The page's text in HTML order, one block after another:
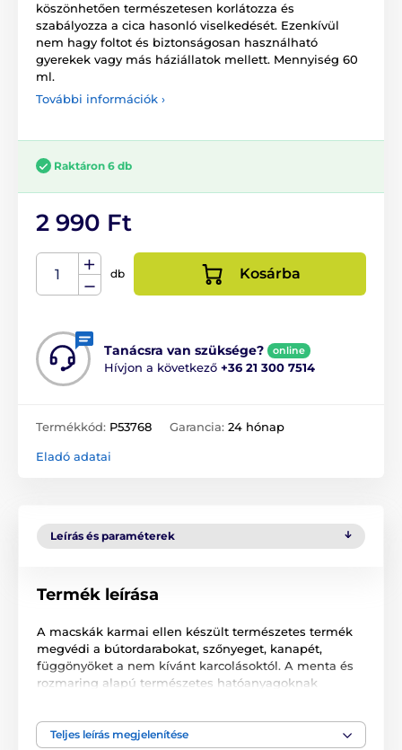
köszönhetően természetesen korlátozza és
szabályozza a cica hasonló viselkedését. Ezenkívül
nem hagy foltot és biztonságosan használható
gyerekek vagy más háziállatok mellett. Mennyiség 60
ml.
További információk ›
Raktáron 6 db
2 990 Ft
db Kosárba
Tanácsra van szüksége? online
Hívjon a következő +36 21 300 7514
Termékkód: P53768 Garancia: 24 hónap
Eladó adatai
Leírás és paraméterek
Termék leírása
A macskák karmai ellen készült természetes termék
megvédi a bútordarabokat, szőnyeget, kanapét,
függönyöket a nem kívánt karcolásoktól. A menta és
rozmaring alapú természetes hatóanyagoknak
nem hagy foltot és biztonságosan használható
Teljes leírás megjelenítése